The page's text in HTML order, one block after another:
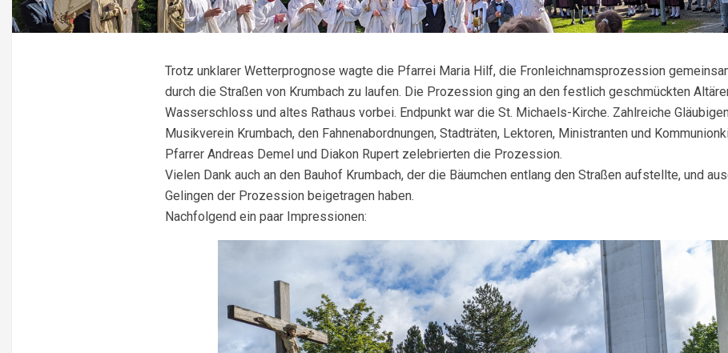
Trotz unklarer Wetterprognose wagte die Pfarrei Maria Hilf, die Fronleichnamsprozession
durch die Straßen von Krumbach zu laufen. Die Prozession ging an den festlich geschmückten
Wasserschloss und altes Rathaus vorbei. Endpunkt war die St. Michaels-Kirche. Zahlreiche
Musikverein Krumbach, den Fahnenabordnungen, Stadträten, Lektoren, Ministranten und
Pfarrer Andreas Demel und Diakon Rupert zelebrierten die Prozession.
Vielen Dank auch an den Bauhof Krumbach, der die Bäumchen entlang den Straßen aufstellte, und
Gelingen der Prozession beigetragen haben.
Nachfolgend ein paar Impressionen: